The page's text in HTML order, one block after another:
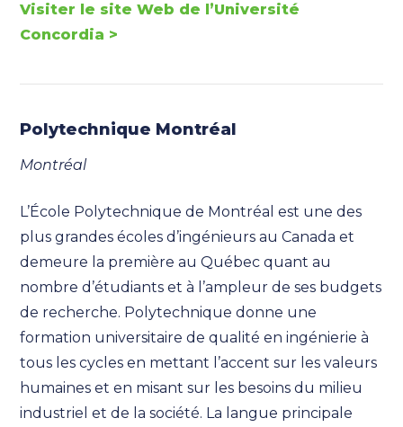
Visiter le site Web de l’Université
Concordia >
Polytechnique Montréal
Montréal
L’École Polytechnique de Montréal est une des
plus grandes écoles d’ingénieurs au Canada et
demeure la première au Québec quant au
nombre d’étudiants et à l’ampleur de ses budgets
de recherche. Polytechnique donne une
formation universitaire de qualité en ingénierie à
tous les cycles en mettant l’accent sur les valeurs
humaines et en misant sur les besoins du milieu
industriel et de la société. La langue principale